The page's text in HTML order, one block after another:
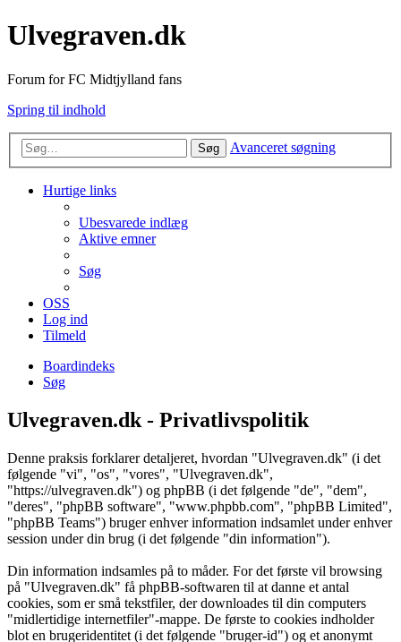
Ulvegraven.dk
Forum for FC Midtjylland fans
Spring til indhold
Søg Avanceret søgning
Hurtige links
Ubesvarede indlæg
Aktive emner
Søg
OSS
Log ind
Tilmeld
Boardindeks
Søg
Ulvegraven.dk - Privatlivspolitik
Denne praksis forklarer detaljeret, hvordan "Ulvegraven.dk" (i det
følgende "vi", "os", "vores", "Ulvegraven.dk",
"https://ulvegraven.dk") og phpBB (i det følgende "de", "dem",
"deres", "phpBB software", "www.phpbb.com", "phpBB Limited",
"phpBB Teams") bruger enhver information indsamlet under enhver
session under din brug (i det følgende "din information").
Din information indsamles på to måder. For det første vil browsing
på "Ulvegraven.dk" få phpBB-softwaren til at danne et antal
cookies, som er små tekstfiler, der downloades til din computers
"midlertidige internetfiler"-mappe. De første to cookies indholder
blot en brugeridentitet (i det følgende "bruger-id") og et anonymt